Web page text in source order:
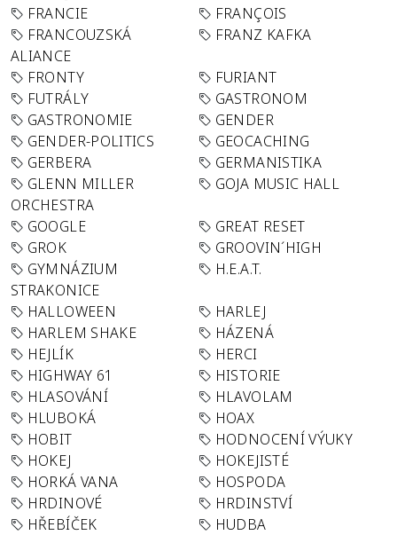
FRANCIE
FRANÇOIS
FRANCOUZSKÁ
ALIANCE
FRANZ KAFKA
FRONTY
FURIANT
FUTRÁLY
GASTRONOM
GASTRONOMIE
GENDER
GENDER-POLITICS
GEOCACHING
GERBERA
GERMANISTIKA
GLENN MILLER
ORCHESTRA
GOJA MUSIC HALL
GOOGLE
GREAT RESET
GROK
GROOVIN´HIGH
GYMNÁZIUM
STRAKONICE
H.E.A.T.
HALLOWEEN
HARLEJ
HARLEM SHAKE
HÁZENÁ
HEJLÍK
HERCI
HIGHWAY 61
HISTORIE
HLASOVÁNÍ
HLAVOLAM
HLUBOKÁ
HOAX
HOBIT
HODNOCENÍ VÝUKY
HOKEJ
HOKEJISTÉ
HORKÁ VANA
HOSPODA
HRDINOVÉ
HRDINSTVÍ
HŘEBÍČEK
HUDBA